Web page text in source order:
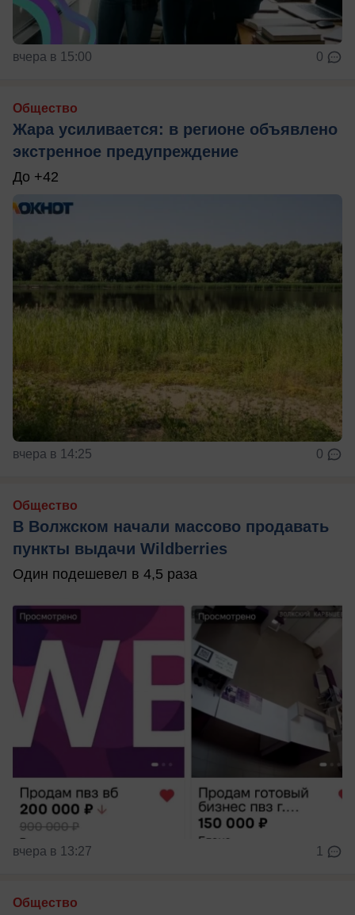
вчера в 15:00 0
Общество
Жара усиливается: в регионе объявлено
экстренное предупреждение
До +42
вчера в 14:25 0
Общество
В Волжском начали массово продавать
пункты выдачи Wildberries
Один подешевел в 4,5 раза
вчера в 13:27 1
Общество